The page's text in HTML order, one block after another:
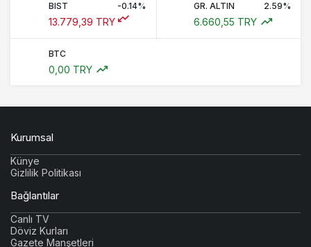
BIST -0.14%
13.779,39 TRY
GR. ALTIN 2.59%
6.660,55 TRY
BTC
0,00 TRY
Kurumsal
Künye
Gizlilik Politikası
Bağlantılar
Canlı TV
Döviz Kurları
Gazete Manşetleri